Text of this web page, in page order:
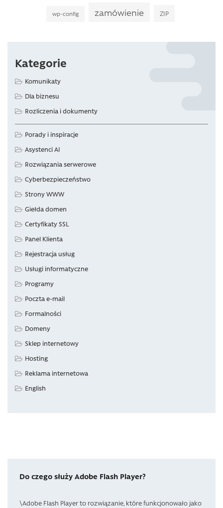
wp-config zamówienie ZIP
Kategorie
Komunikaty
Dla biznesu
Rozliczenia i dokumenty
Porady i inspiracje
Asystenci AI
Rozwiązania serwerowe
Cyberbezpieczeństwo
Strony WWW
Giełda domen
Certyfikaty SSL
Panel Klienta
Rejestracja usług
Usługi informatyczne
Programy
Poczta e-mail
Formalności
Domeny
Sklep internetowy
Hosting
Reklama internetowa
English
Do czego służy Adobe Flash Player?
\Adobe Flash Player to rozwiązanie, które funkcjonowało jako